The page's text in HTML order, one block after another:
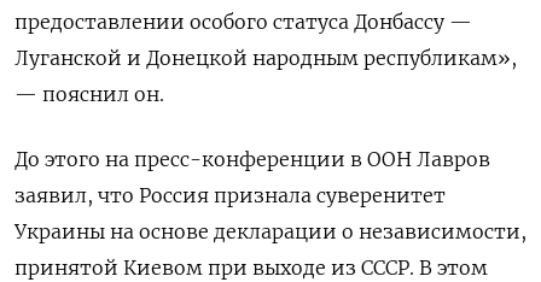
предоставлении особого статуса Донбассу —
Луганской и Донецкой народным республикам»,
— пояснил он.
До этого на пресс-конференции в ООН Лавров
заявил, что Россия признала суверенитет
Украины на основе декларации о независимости,
принятой Киевом при выходе из СССР. В этом